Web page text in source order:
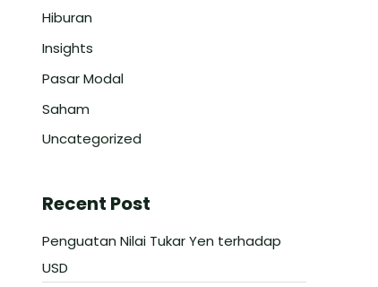
Hiburan
Insights
Pasar Modal
Saham
Uncategorized
Recent Post
Penguatan Nilai Tukar Yen terhadap
USD